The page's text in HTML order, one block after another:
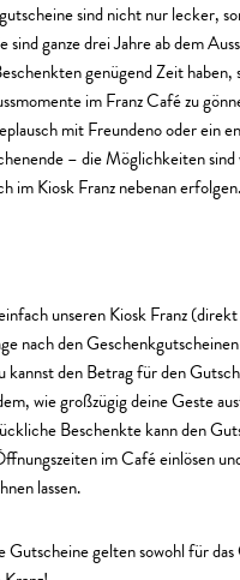
sind nicht nur lecker,
sind ganze drei Jahre ab dem
genügend Zeit haben,
im Franz Café zu
mit Freundeno oder ein
– die Möglichkeiten
im Kiosk Franz nebenan erfolgen.
unseren Kiosk Franz
nach den Geschenkgutscheinen
kannst den Betrag für den
wie großzügig deine Geste
Beschenkte kann den
im Café einlösen
lassen.
Gutscheine gelten sowohl für das